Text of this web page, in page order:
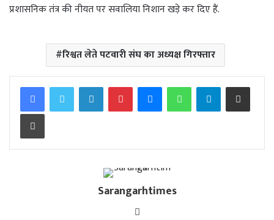
प्रशासनिक तंत्र की नीयत पर सवालिया निशान खड़े कर दिए हैं.
रिश्वत लेते पटवारी संघ का अध्यक्ष गिरफ्तार
FacebookTwitterLinkedInPinterestMessengerWhatsAppTelegramShare via Email
Print
Sarangarhtimes
Website